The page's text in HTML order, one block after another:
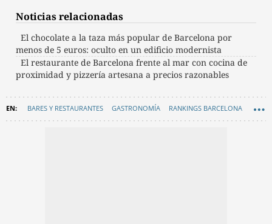
Noticias relacionadas
El chocolate a la taza más popular de Barcelona por
menos de 5 euros: oculto en un edificio modernista
El restaurante de Barcelona frente al mar con cocina de
proximidad y pizzería artesana a precios razonables
BARES Y RESTAURANTES GASTRONOMÍA RANKINGS BARCELONA